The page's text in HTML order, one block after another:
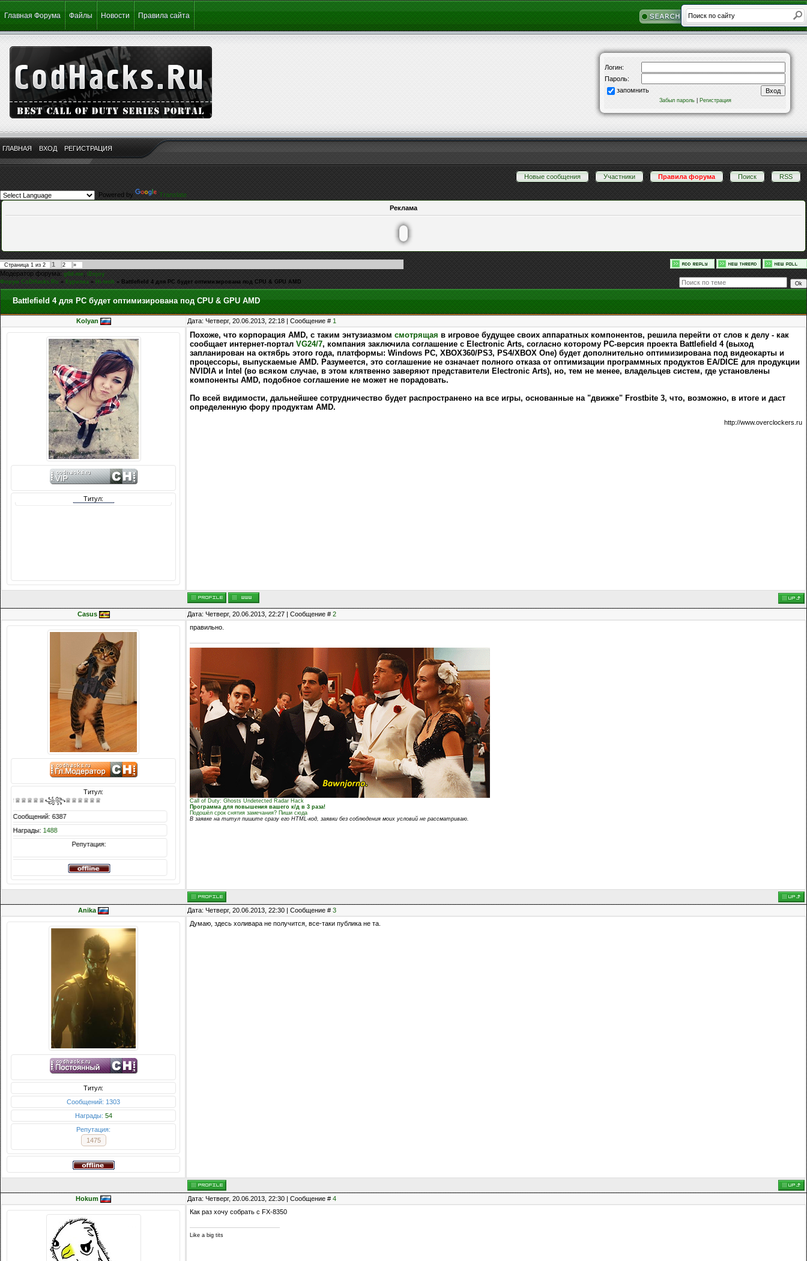
Главная Форума Файлы Новости Правила сайта
ГЛАВНАЯ ВХОД РЕГИСТРАЦИЯ
Логин:
Пароль:
запомнить
Забыл пароль| Регистрация
Новые сообщения · Участники · Правила форума · Поиск · RSS
Powered by
Translate
Реклама
Страница 1 из 2 1 2 »
Модератор форума:g0d-me,iEnjoy
Форум CoDHacks.Ru » Курилка » Hi-tech » Battlefield 4 для PC будет оптимизирована под CPU & GPU AMD
Battlefield 4 для PC будет оптимизирована под CPU & GPU AMD
Kolyan Дата: Четверг, 20.06.2013, 22:18 | Сообщение # 1
Титул:
Репутация:
Похоже, что корпорация AMD, с таким энтузиазмом смотрящая в игровое будущее своих аппаратных компонентов, решила перейти от слов к делу - как
сообщает интернет-портал VG24/7, компания заключила соглашение с Electronic Arts, согласно которому PC-версия проекта Battlefield 4 (выход
запланирован на октябрь этого года, платформы: Windows PC, XBOX360/PS3, PS4/XBOX One) будет дополнительно оптимизирована под видеокарты и
процессоры, выпускаемые AMD. Разумеется, это соглашение не означает полного отказа от оптимизации программных продуктов EA/DICE для продукции
NVIDIA и Intel (во всяком случае, в этом клятвенно заверяют представители Electronic Arts), но, тем не менее, владельцев систем, где установлены
компоненты AMD, подобное соглашение не может не порадовать.
По всей видимости, дальнейшее сотрудничество будет распространено на все игры, основанные на "движке" Frostbite 3, что, возможно, в итоге и даст
определенную фору продуктам AMD.
http://www.overclockers.ru
Casus Дата: Четверг, 20.06.2013, 22:27 | Сообщение # 2
Титул:
♕♕♕♕♕♕꧁꧂♕♕♕♕♕♕
правильно.
Call of Duty: Ghosts Undetected Radar Hack
Программа для повышения вашего к/д в 3 раза!
Подошёл срок снятия замечания? Пиши сюда
В заявке на титул пишите сразу его HTML-код, заявки без соблюдения моих условий не рассматриваю.
Anika Дата: Четверг, 20.06.2013, 22:30 | Сообщение # 3
Титул:
Сообщений: 1303
Награды: 54
Репутация:
1475
Думаю, здесь холивара не получится, все-таки публика не та.
Hokum Дата: Четверг, 20.06.2013, 22:30 | Сообщение # 4
Как раз хочу собрать с FX-8350
Like a big tits